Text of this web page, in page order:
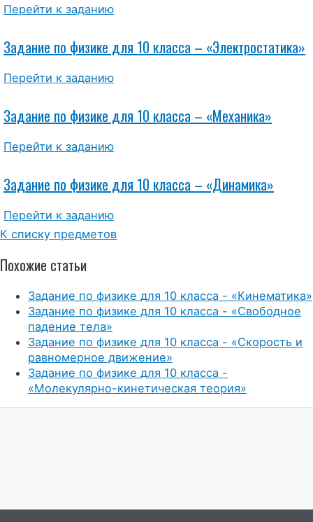
Перейти к заданию
Задание по физике для 10 класса – «Электростатика»
Перейти к заданию
Задание по физике для 10 класса – «Механика»
Перейти к заданию
Задание по физике для 10 класса – «Динамика»
Перейти к заданию
К списку предметов
Похожие статьи
Задание по физике для 10 класса - «Кинематика»
Задание по физике для 10 класса - «Свободное
падение тела»
Задание по физике для 10 класса - «Скорость и
равномерное движение»
Задание по физике для 10 класса -
«Молекулярно-кинетическая теория»